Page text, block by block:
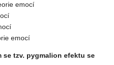
emocí
emocí
se tzv. pygmalion efektu se